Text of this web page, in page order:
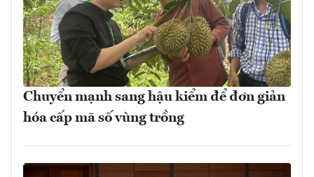
Chuyển mạnh sang hậu kiểm để đơn giản
hóa cấp mã số vùng trồng